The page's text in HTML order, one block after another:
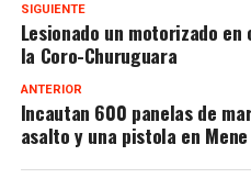
SIGUIENTE
Lesionado un motorizado
la Coro-Churuguara
ANTERIOR
Incautan 600 panelas de
asalto y una pistola en